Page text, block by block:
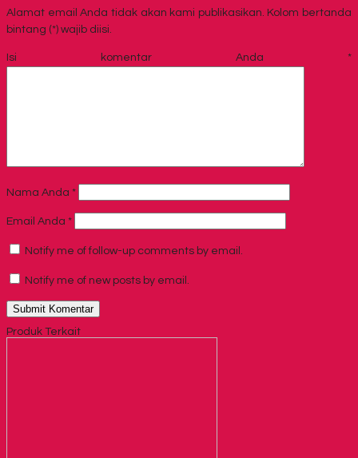
Alamat email Anda tidak akan kami publikasikan. Kolom bertanda
bintang (*) wajib diisi.
Isi komentar Anda *
Nama Anda *
Email Anda *
Notify me of follow-up comments by email.
Notify me of new posts by email.
Produk Terkait